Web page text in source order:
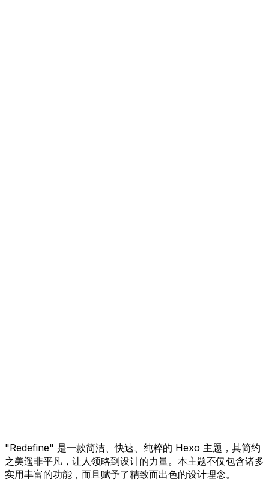
"Redefine" 是一款简洁、快速、纯粹的 Hexo 主题，其简约
之美遥非平凡，让人领略到设计的力量。本主题不仅包含诸多
实用丰富的功能，而且赋予了精致而出色的设计理念。